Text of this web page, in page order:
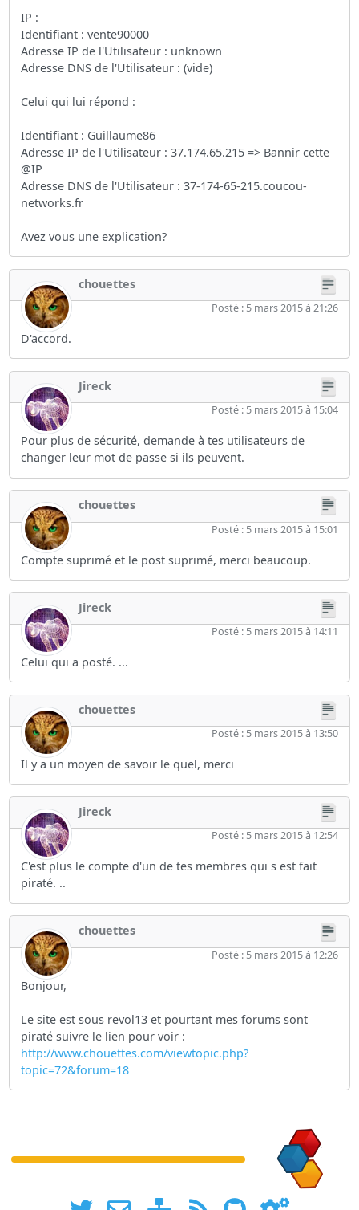
IP :
Identifiant : vente90000
Adresse IP de l'Utilisateur : unknown
Adresse DNS de l'Utilisateur : (vide)
Celui qui lui répond :
Identifiant : Guillaume86
Adresse IP de l'Utilisateur : 37.174.65.215 => Bannir cette
@IP
Adresse DNS de l'Utilisateur : 37-174-65-215.coucou-
networks.fr
Avez vous une explication?
chouettes
Posté : 5 mars 2015 à 21:26
D'accord.
Jireck
Posté : 5 mars 2015 à 15:04
Pour plus de sécurité, demande à tes utilisateurs de
changer leur mot de passe si ils peuvent.
chouettes
Posté : 5 mars 2015 à 15:01
Compte suprimé et le post suprimé, merci beaucoup.
Jireck
Posté : 5 mars 2015 à 14:11
Celui qui a posté. ...
chouettes
Posté : 5 mars 2015 à 13:50
Il y a un moyen de savoir le quel, merci
Jireck
Posté : 5 mars 2015 à 12:54
C'est plus le compte d'un de tes membres qui s est fait
piraté. ..
chouettes
Posté : 5 mars 2015 à 12:26
Bonjour,
Le site est sous revol13 et pourtant mes forums sont
piraté suivre le lien pour voir :
http://www.chouettes.com/viewtopic.php?
topic=72&forum=18